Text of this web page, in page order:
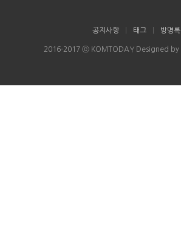
공지사항 태그 방명록
2016-2017 ⓒ KOMTODAY Designed by